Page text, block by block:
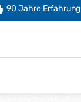
90 Jahre Erfahrung